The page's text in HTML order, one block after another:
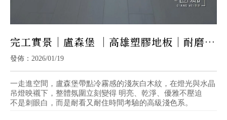
完工實景｜盧森堡 ｜高雄塑膠地板｜耐磨地
板
發佈：2026/01/19
一走進空間，盧森堡帶點冷霧感的淺灰白木紋，在燈光與水晶
吊燈映襯下，整體氛圍立刻變得 明亮、乾淨、優雅不壓迫
不是刺眼白，而是耐看又耐住時間考驗的高級淺色系。